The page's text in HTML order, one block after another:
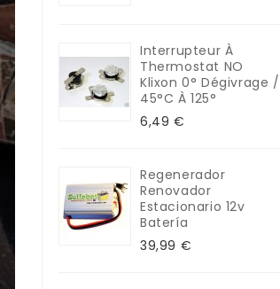
Interrupteur À
Thermostat NO
Klixon 0° Dégivrage /
45°C À 125°
6,49 €
Regenerador
Renovador
Estacionario 12v
Batería
39,99 €